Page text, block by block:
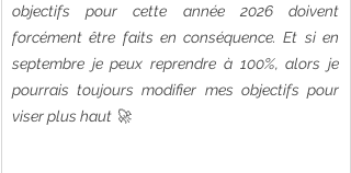
objectifs pour cette année 2026 doivent
forcément être faits en conséquence. Et si en
septembre je peux reprendre à 100%, alors je
pourrais toujours modifier mes objectifs pour
viser plus haut 🚀